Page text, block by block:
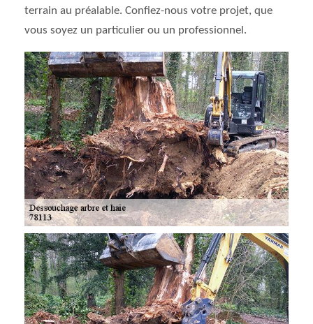
terrain au préalable. Confiez-nous votre projet, que
vous soyez un particulier ou un professionnel.